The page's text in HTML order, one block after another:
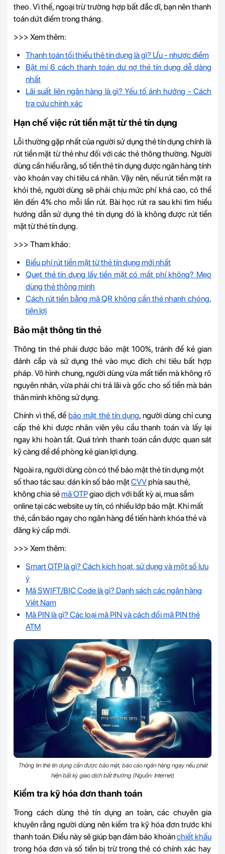
theo. Vì thế, ngoại trừ trường hợp bất đắc dĩ, bạn nên thanh
toán dứt điểm trong tháng.
>>> Xem thêm:
Thanh toán tối thiểu thẻ tín dụng là gì? Ưu - nhược điểm
Bật mí 6 cách thanh toán dư nợ thẻ tín dụng dễ dàng
nhất
Lãi suất liên ngân hàng là gì? Yếu tố ảnh hưởng - Cách
tra cứu chính xác
Hạn chế việc rút tiền mặt từ thẻ tín dụng
Lỗi thường gặp nhất của người sử dụng thẻ tín dụng chính là
rút tiền mặt từ thẻ như đối với các thẻ thông thường. Người
dùng cần hiểu rằng, số tiền thẻ tín dụng được ngân hàng tính
vào khoản vay chi tiêu cá nhân. Vậy nên, nếu rút tiền mặt ra
khỏi thẻ, người dùng sẽ phải chịu mức phí khá cao, có thể
lên đến 4% cho mỗi lần rút. Bài học rút ra sau khi tìm hiểu
hướng dẫn sử dụng thẻ tín dụng đó là không được rút tiền
mặt từ thẻ tín dụng.
>>> Tham khảo:
Biểu phí rút tiền mặt từ thẻ tín dụng mới nhất
Quẹt thẻ tín dụng lấy tiền mặt có mất phí không? Mẹo
dùng thẻ thông minh
Cách rút tiền bằng mã QR không cần thẻ nhanh chóng,
tiện lợi
Bảo mật thông tin thẻ
Thông tin thẻ phải được bảo mật 100%, tránh để kẻ gian
đánh cắp và sử dụng thẻ vào mục đích chi tiêu bất hợp
pháp. Vô hình chung, người dùng vừa mất tiền mà không rõ
nguyên nhân, vừa phải chi trả lãi và gốc cho số tiền mà bản
thân mình không sử dụng.
Chính vì thế, để bảo mật thẻ tín dụng, người dùng chỉ cung
cấp thẻ khi được nhân viên yêu cầu thanh toán và lấy lại
ngay khi hoàn tất. Quá trình thanh toán cần được quan sát
kỹ càng để đề phòng kẻ gian lợi dụng.
Ngoài ra, người dùng còn có thể bảo mật thẻ tín dụng một
số thao tác sau: dán kín số bảo mậtCVVphía sau thẻ,
không chia sẻmã OTPgiao dịch với bất kỳ ai, mua sắm
online tại các website uy tín, có nhiều lớp bảo mật. Khi mất
thẻ, cần báo ngay cho ngân hàng để tiến hành khóa thẻ và
đăng ký cấp mới.
>>> Xem thêm:
Smart OTP là gì? Cách kích hoạt, sử dụng và một số lưu
ý
Mã SWIFT/BIC Code là gì? Danh sách các ngân hàng
Việt Nam
Mã PIN là gì? Các loại mã PIN và cách đổi mã PIN thẻ
ATM
Thông tin thẻ tín dụng cần được bảo mật, báo cáo ngân hàng ngay nếu phát
hiện bất kỳ giao dịch bất thường (Nguồn: Internet)
Kiểm tra kỹ hóa đơn thanh toán
Trong cách dùng thẻ tín dụng an toàn, các chuyên gia
khuyên rằng người dùng nên kiểm tra kỹ hóa đơn trước khi
thanh toán. Điều này sẽ giúp bạn đảm bảo khoảnchiết khấu
trong hóa đơn và số tiền bị trừ trong thẻ có chính xác hay